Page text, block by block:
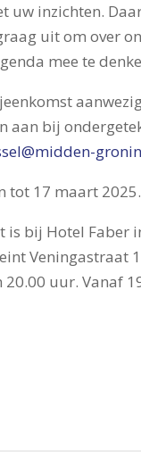
uw inzichten.
uit om over
mee te
aan bij
tot 17 maart 2025.
is bij Hotel Faber
Veningastraat
uur. Vanaf